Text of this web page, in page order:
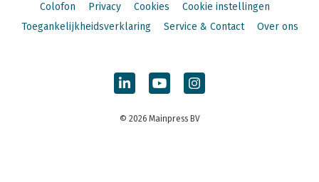
Colofon
Privacy Cookies
Cookie instellingen
Toegankelijkheidsverklaring
Service & Contact Over ons
© 2026 Mainpress BV